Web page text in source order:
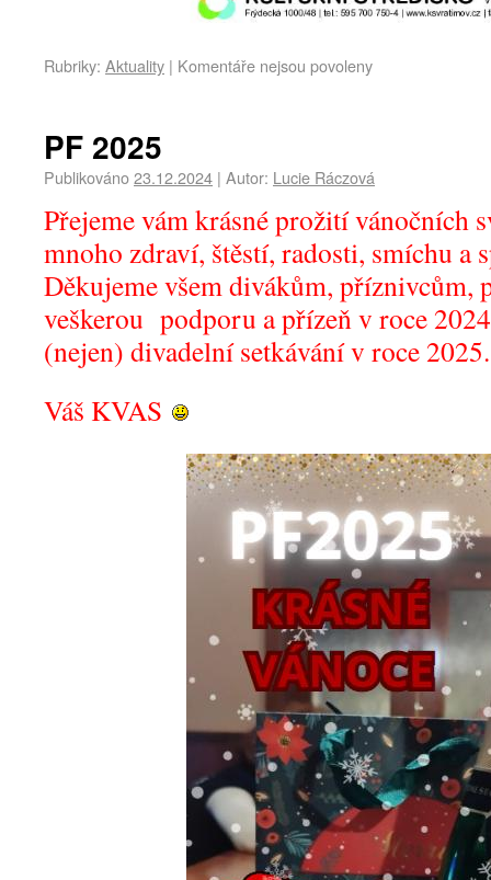
Rubriky: Aktuality | Komentáře nejsou povoleny
PF 2025
Publikováno23.12.2024 | Autor: Lucie Ráczová
Přejeme vám krásné prožití vánočních
mnoho zdraví, štěstí, radosti, smíchu a
Děkujeme všem divákům, příznivcům,
veškerou podporu a přízeň v roce
(nejen) divadelní setkávání v roce 2025.
Váš KVAS